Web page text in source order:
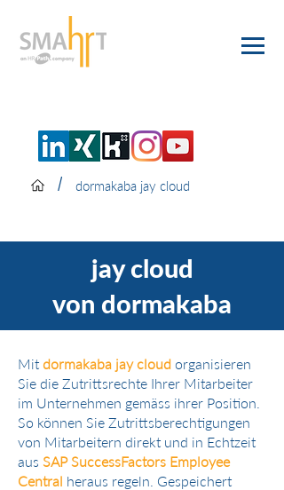
/ dormakaba jay cloud
jay cloud
von dormakaba
Mit dormakaba jay cloud organisieren
Sie die Zutrittsrechte Ihrer Mitarbeiter
im Unternehmen gemäss ihrer Position.
So können Sie Zutrittsberechtigungen
von Mitarbeitern direkt und in Echtzeit
aus SAP SuccessFactors Employee
Central heraus regeln. Gespeichert